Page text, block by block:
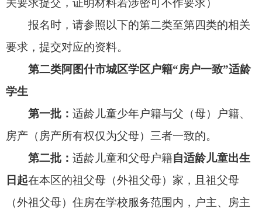
迁协议的可选择在户籍地址片区申请入学
（若拆迁
户户籍地已分配拆迁安置房，可放在第一类第一批
招生录取），也可在居住地或拆迁安置房所在片区
申请入学。
第二批：
围内无合法房产，在其他片区购房或租房的，可根
据实际情况在户籍地或常住地申请入学。
第三批：适龄儿童本人和父母户籍挂靠在非直
系亲属家且房屋所有权人为非直系亲属。或适龄儿